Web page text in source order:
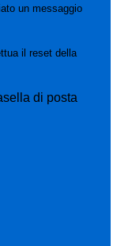
un messaggio
il reset della
di posta